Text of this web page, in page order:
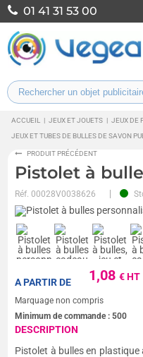
01 41 31 53 00
ACCUEIL | JEUX ET JOUETS | JEUX DE
JEUX ET TUBES DE BULLES DE SAVON
PRODUIT PRÉCÉDENT
Pistolet à
Réf.00028V0038626
1,08€ HT
A PARTIR DE
Marquage non compris
Minimum de commande :500
DESCRIPTION
Pistolet à bulles en